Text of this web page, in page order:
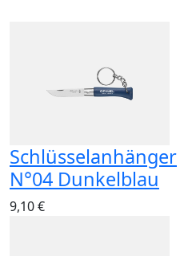
Schlüsselanhänger
N°04 Dunkelblau
9,10 €